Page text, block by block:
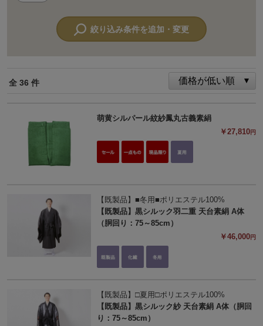
絞り込み条件を追加・変更
全 36 件
萌黄シルパール紋紗鳳丸古義素絹
￥27,810円
【既製品】■冬用■ポリエステル100%
【既製品】黒シルック羽二重 天台素絹 A体
（胴回り：75～85cm）
￥46,000円
【既製品】□夏用□ポリエステル100%
【既製品】黒シルック紗 天台素絹 A体（胴回
り：75～85cm）